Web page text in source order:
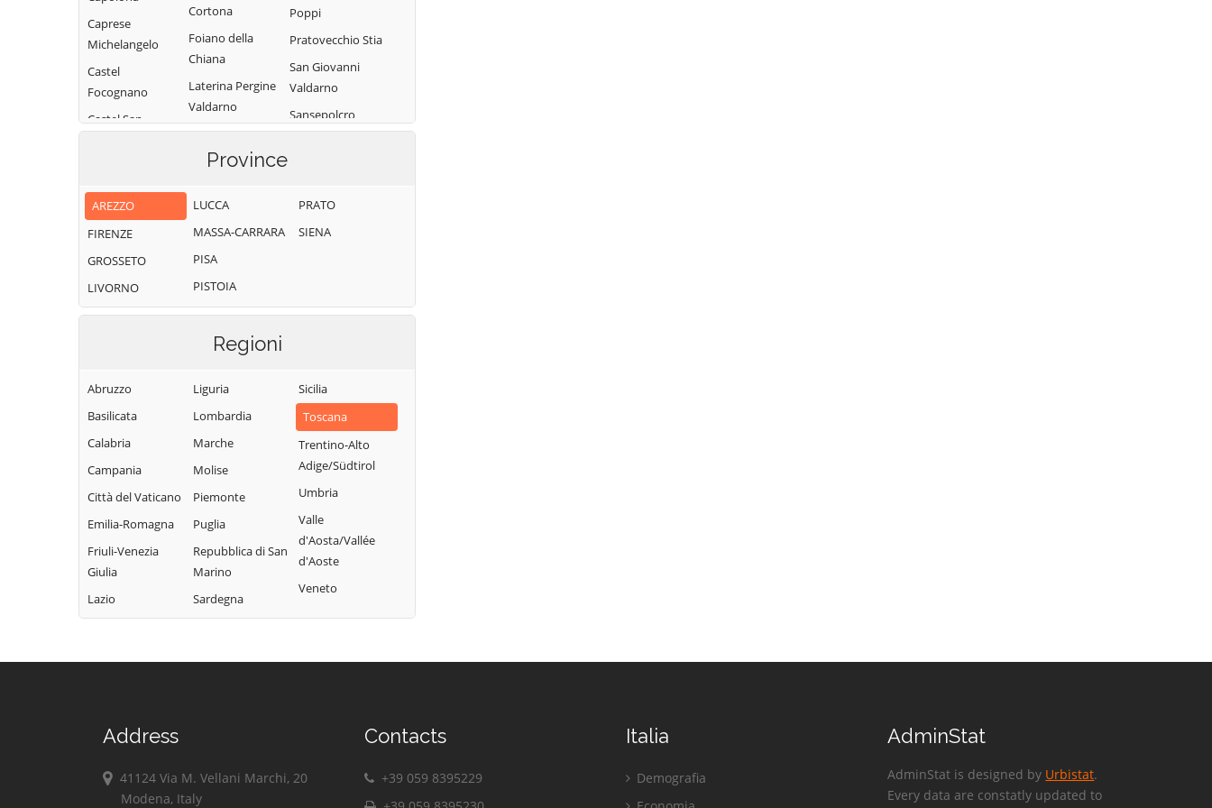
Caprese
Michelangelo
Castel
Focognano
Castel San
Castiglion
Fibocchi
Castiglion
Fiorentino
Cortona
Foiano della
Chiana
Laterina Pergine
Valdarno
Loro Ciuffenna
Lucignano
Chiana
Monte San
Savino
Montemignaio
Poppi
Pratovecchio Stia
San Giovanni
Valdarno
Sansepolcro
Province
AREZZO
FIRENZE
GROSSETO
LIVORNO
LUCCA
MASSA-CARRARA
PISA
PISTOIA
PRATO
SIENA
Regioni
Abruzzo
Basilicata
Calabria
Campania
Città del Vaticano
Emilia-Romagna
Friuli-Venezia
Giulia
Lazio
Liguria
Lombardia
Marche
Molise
Piemonte
Puglia
Repubblica di San
Marino
Sardegna
Sicilia
Toscana
Trentino-Alto
Adige/Südtirol
Umbria
Valle
d'Aosta/Vallée
d'Aoste
Veneto
Address
41124 Via M. Vellani Marchi, 20
Modena, Italy
Contacts
+39 059 8395229
Italia
Demografia
AdminStat
AdminStat is designed by Urbistat.
Every data are constatly updated to